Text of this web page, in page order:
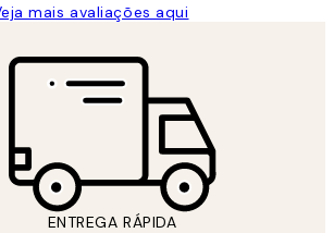
mais avaliações aqui
ENTREGA RÁPIDA